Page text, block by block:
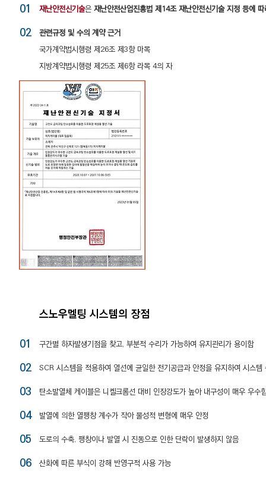
01
재난안전신기술은 재난안전산업진흥법 제14조 재난안전신기술 지정 등에
02
관련규정 및 수의 계약 근거
국가계약법시행령 제26조 제3항 마목
지방계약법시행령 제25조 제6항 라목 4의 자
스노우멜팅 시스템의 장점
01
​구간별 하자발생기점을 찾고, 부분적 수리가 가능하여 유지관리가 용이함
02 SCR 시스템을 적용하여 열선에 균일한 전기공급과 안정을 유지하여 시스템
03 탄소발열체 케이블은 니켈크롬선 대비 인장강도가 높아 내구성이 매우 우수
04 발열에 의한 열팽창 계수가 작아 물성적 변형에 매우 안정
05 도로의 수축, 팽창이나 발열 시 진동으로 인한 단락이 발생하지 않음
06 산화에 따른 부식이 강해 반영구적 사용 가능